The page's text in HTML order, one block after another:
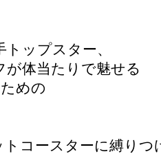
ップスター、
が体当たりで魅せる
めの
コースターに縛りつ